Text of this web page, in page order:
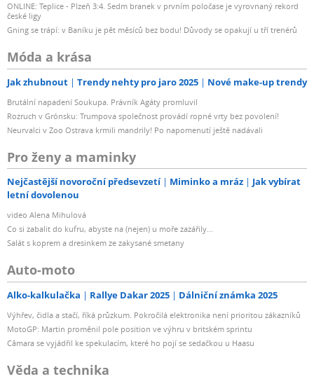
ONLINE: Teplice - Plzeň 3:4. Sedm branek v prvním poločase je vyrovnaný rekord
české ligy
Gning se trápí: v Baníku je pět měsíců bez bodu! Důvody se opakují u tří trenérů
Móda a krása
Jak zhubnout Trendy nehty pro jaro 2025 Nové make-up trendy
Brutální napadení Soukupa. Právník Agáty promluvil
Rozruch v Grónsku: Trumpova společnost provádí ropné vrty bez povolení!
Neurvalci v Zoo Ostrava krmili mandrily! Po napomenutí ještě nadávali
Pro ženy a maminky
Nejčastější novoroční předsevzetí Miminko a mráz
Jak vybírat
letní dovolenou
video Alena Mihulová
Co si zabalit do kufru, abyste na (nejen) u moře zazářily...
Salát s koprem a dresinkem ze zakysané smetany
Auto-moto
Alko-kalkulačka Rallye Dakar 2025 Dálniční známka 2025
Výhřev, čidla a stačí, říká průzkum. Pokročilá elektronika není prioritou zákazníků
MotoGP: Martin proměnil pole position ve výhru v britském sprintu
Câmara se vyjádřil ke spekulacím, které ho pojí se sedačkou u Haasu
Věda a technika